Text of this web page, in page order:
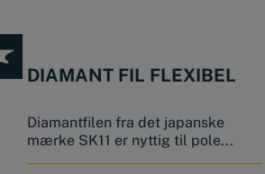
DIAMANT FIL FLEXIBEL
Diamantfilen fra det japanske
mærke SK11 er nyttig til pole...